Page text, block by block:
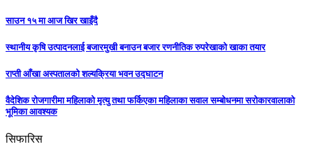
साउन १५ मा आज खिर खाइँदै
स्थानीय कृषि उत्पादनलाई बजारमुखी बनाउन बजार रणनीतिक रुपरेखाको खाका तयार
राप्ती आँखा अस्पतालको शल्यक्रिया भवन उद्घाटन
वैदेशिक रोजगारीमा महिलाको मृत्यु तथा फर्किएका महिलाका सवाल सम्बोधनमा सरोकारवालाको
भूमिका आवश्यक
सिफारिस